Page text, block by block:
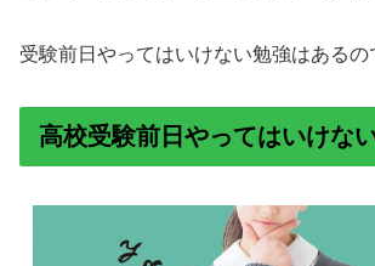
受験前日やってはいけない勉強はあるの
高校受験前日やってはいけな